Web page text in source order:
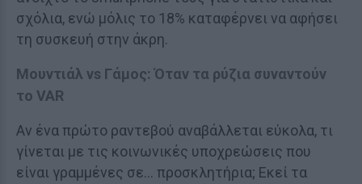
σχόλια, ενώ μόλις το 18% καταφέρνει να αφήσει
τη συσκευή στην άκρη.
Μουντιάλ vs Γάμος: Όταν τα ρύζια συναντούν
το VAR
Αν ένα πρώτο ραντεβού αναβάλλεται εύκολα, τι
γίνεται με τις κοινωνικές υποχρεώσεις που
είναι γραμμένες σε... προσκλητήρια; Εκεί τα